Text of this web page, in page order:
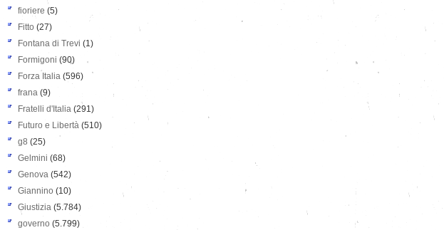
fioriere (5)
Fitto (27)
Fontana di Trevi (1)
Formigoni (90)
Forza Italia (596)
frana (9)
Fratelli d'Italia (291)
Futuro e Libertà (510)
g8 (25)
Gelmini (68)
Genova (542)
Giannino (10)
Giustizia (5.784)
governo (5.799)